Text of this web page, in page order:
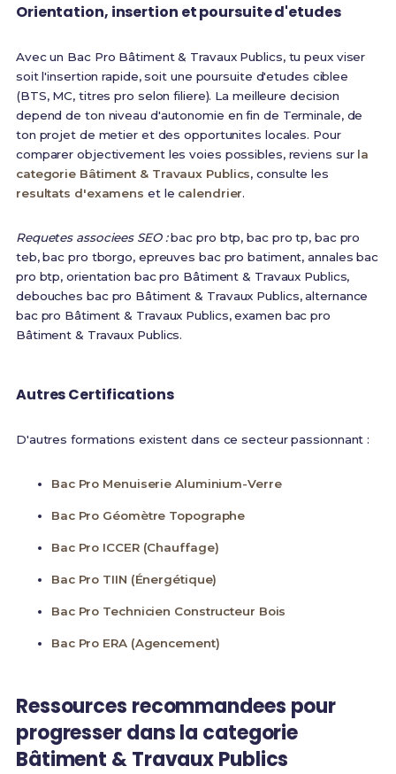
Orientation, insertion et poursuite d'etudes
Avec un Bac Pro Bâtiment & Travaux Publics, tu peux viser
soit l'insertion rapide, soit une poursuite d'etudes ciblee
(BTS, MC, titres pro selon filiere). La meilleure decision
depend de ton niveau d'autonomie en fin de Terminale, de
ton projet de metier et des opportunites locales. Pour
comparer objectivement les voies possibles, reviens sur la
categorie Bâtiment & Travaux Publics, consulte les
resultats d'examens et le calendrier.
Requetes associees SEO :bac pro btp, bac pro tp, bac pro
teb, bac pro tborgo, epreuves bac pro batiment, annales bac
pro btp, orientation bac pro Bâtiment & Travaux Publics,
debouches bac pro Bâtiment & Travaux Publics, alternance
bac pro Bâtiment & Travaux Publics, examen bac pro
Bâtiment & Travaux Publics.
Autres Certifications
D'autres formations existent dans ce secteur passionnant :
Bac Pro Menuiserie Aluminium-Verre
Bac Pro Géomètre Topographe
Bac Pro ICCER (Chauffage)
Bac Pro TIIN (Énergétique)
Bac Pro Technicien Constructeur Bois
Bac Pro ERA (Agencement)
Ressources recommandees pour
progresser dans la categorie
Bâtiment & Travaux Publics